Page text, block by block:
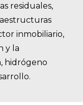
residuales,
inmobiliario,
y la
hidrógeno